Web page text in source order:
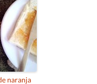
naranja